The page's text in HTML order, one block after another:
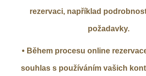
rezervaci, například
požadavky.
• Během procesu online
souhlas s používáním vašich